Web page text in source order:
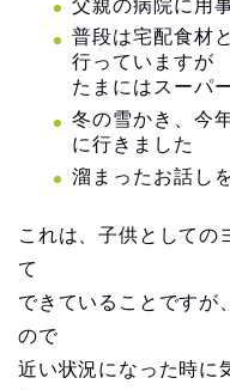
父親の病院に用
普段は宅配食材
行っていますが
たまにはスーパ
冬の雪かき、今
に行きました
溜まったお話し
これは、子供としての
て
できていることですが
ので
近い状況になった時に